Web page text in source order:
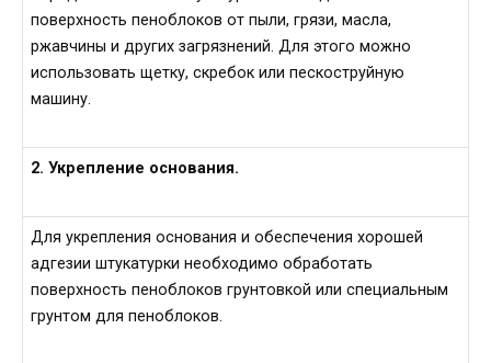
поверхность пеноблоков от пыли, грязи, масла,
ржавчины и других загрязнений. Для этого можно
использовать щетку, скребок или пескоструйную
машину.
2. Укрепление основания.
Для укрепления основания и обеспечения хорошей
адгезии штукатурки необходимо обработать
поверхность пеноблоков грунтовкой или специальным
грунтом для пеноблоков.